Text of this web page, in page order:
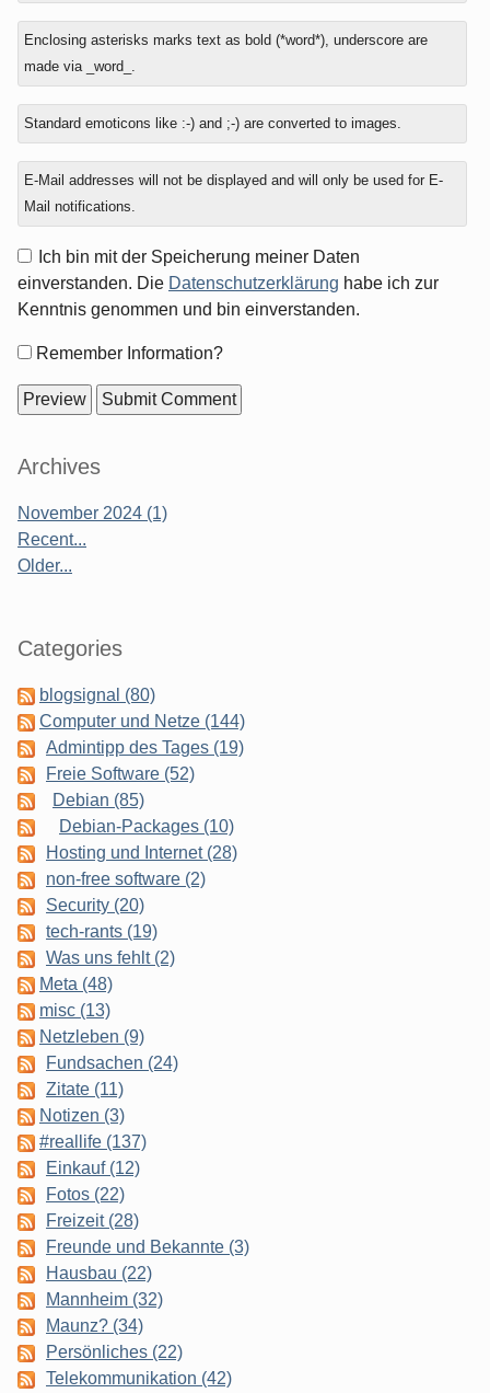
tonine
Enclosing asterisks marks text as bold (*word*), underscore are
made via _word_.
Standard emoticons like :-) and ;-) are converted to images.
E-Mail addresses will not be displayed and will only be used for E-
Mail notifications.
Ich bin mit der Speicherung meiner Daten
einverstanden. Die Datenschutzerklärung habe ich zur
Kenntnis genommen und bin einverstanden.
FormRemember Information?
Sidebar
Archives
November 2024 (1)
Recent...
Older...
Categories
blogsignal (80)
Computer und Netze (144)
Admintipp des Tages (19)
Freie Software (52)
Debian (85)
Debian-Packages (10)
Hosting und Internet (28)
non-free software (2)
Security (20)
tech-rants (19)
Was uns fehlt (2)
Meta (48)
misc (13)
Netzleben (9)
Fundsachen (24)
Zitate (11)
Notizen (3)
#reallife (137)
Einkauf (12)
Fotos (22)
Freizeit (28)
Freunde und Bekannte (3)
Hausbau (22)
Mannheim (32)
Maunz? (34)
Persönliches (22)
Telekommunikation (42)